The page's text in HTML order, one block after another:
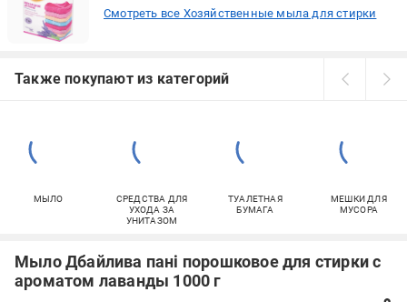
Смотреть все Хозяйственные мыла для стирки
Также покупают из категорий
МЫЛО
СРЕДСТВА ДЛЯ
УХОДА ЗА
УНИТАЗОМ
ТУАЛЕТНАЯ
БУМАГА
МЕШКИ ДЛЯ
МУСОРА
Мыло Дбайлива пані порошковое для стирки с
ароматом лаванды 1000 г